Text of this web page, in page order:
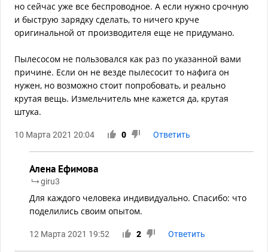
но сейчас уже все беспроводное. А если нужно срочную
и быструю зарядку сделать, то ничего круче
оригинальной от производителя еще не придумано.
Пылесосом не пользовался как раз по указанной вами
причине. Если он не везде пылесосит то нафига он
нужен, но возможно стоит попробовать, и реально
крутая вещь. Измельчитель мне кажется да, крутая
штука.
10 Марта 2021 20:04 0 Ответить
Алена Ефимова
giru3
Для каждого человека индивидуально. Спасибо: что
поделились своим опытом.
12 Марта 2021 19:52 2 Ответить